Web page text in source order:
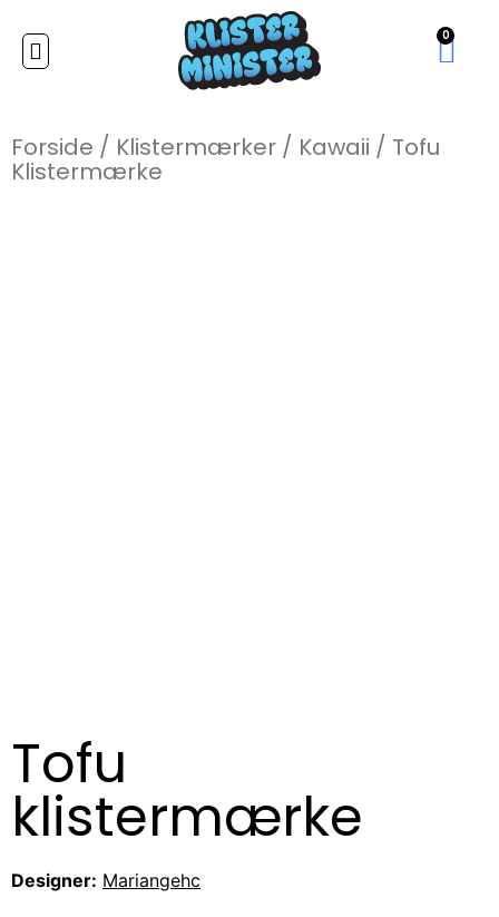
0
Forside / Klistermærker / Kawaii / Tofu
Klistermærke
Tofu
klistermærke
Designer: Mariangehc